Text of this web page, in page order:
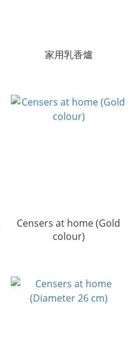
家用乳香爐
Censers at home (Gold
colour)